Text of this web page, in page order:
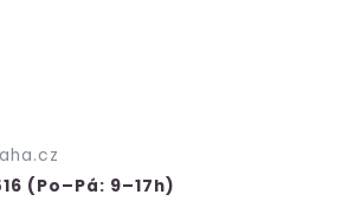
(Po–Pá: 9–17h)